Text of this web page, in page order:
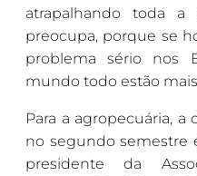
atrapalhando toda
preocupa, porque se
problema sério nos
mundo todo estão
Para a agropecuária,
no segundo semestre
presidente da